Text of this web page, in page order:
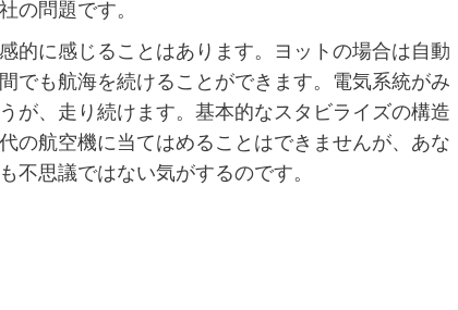
の問題です。
的に感じることはあります。ヨットの場合は自動
でも航海を続けることができます。電気系統がみ
が、走り続けます。基本的なスタビライズの構造
の航空機に当てはめることはできませんが、あな
不思議ではない気がするのです。